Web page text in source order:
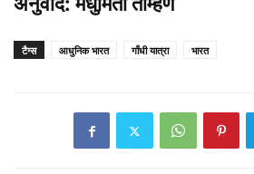
टैग्स आधुनिक भारत गाँधी यात्रा भारत